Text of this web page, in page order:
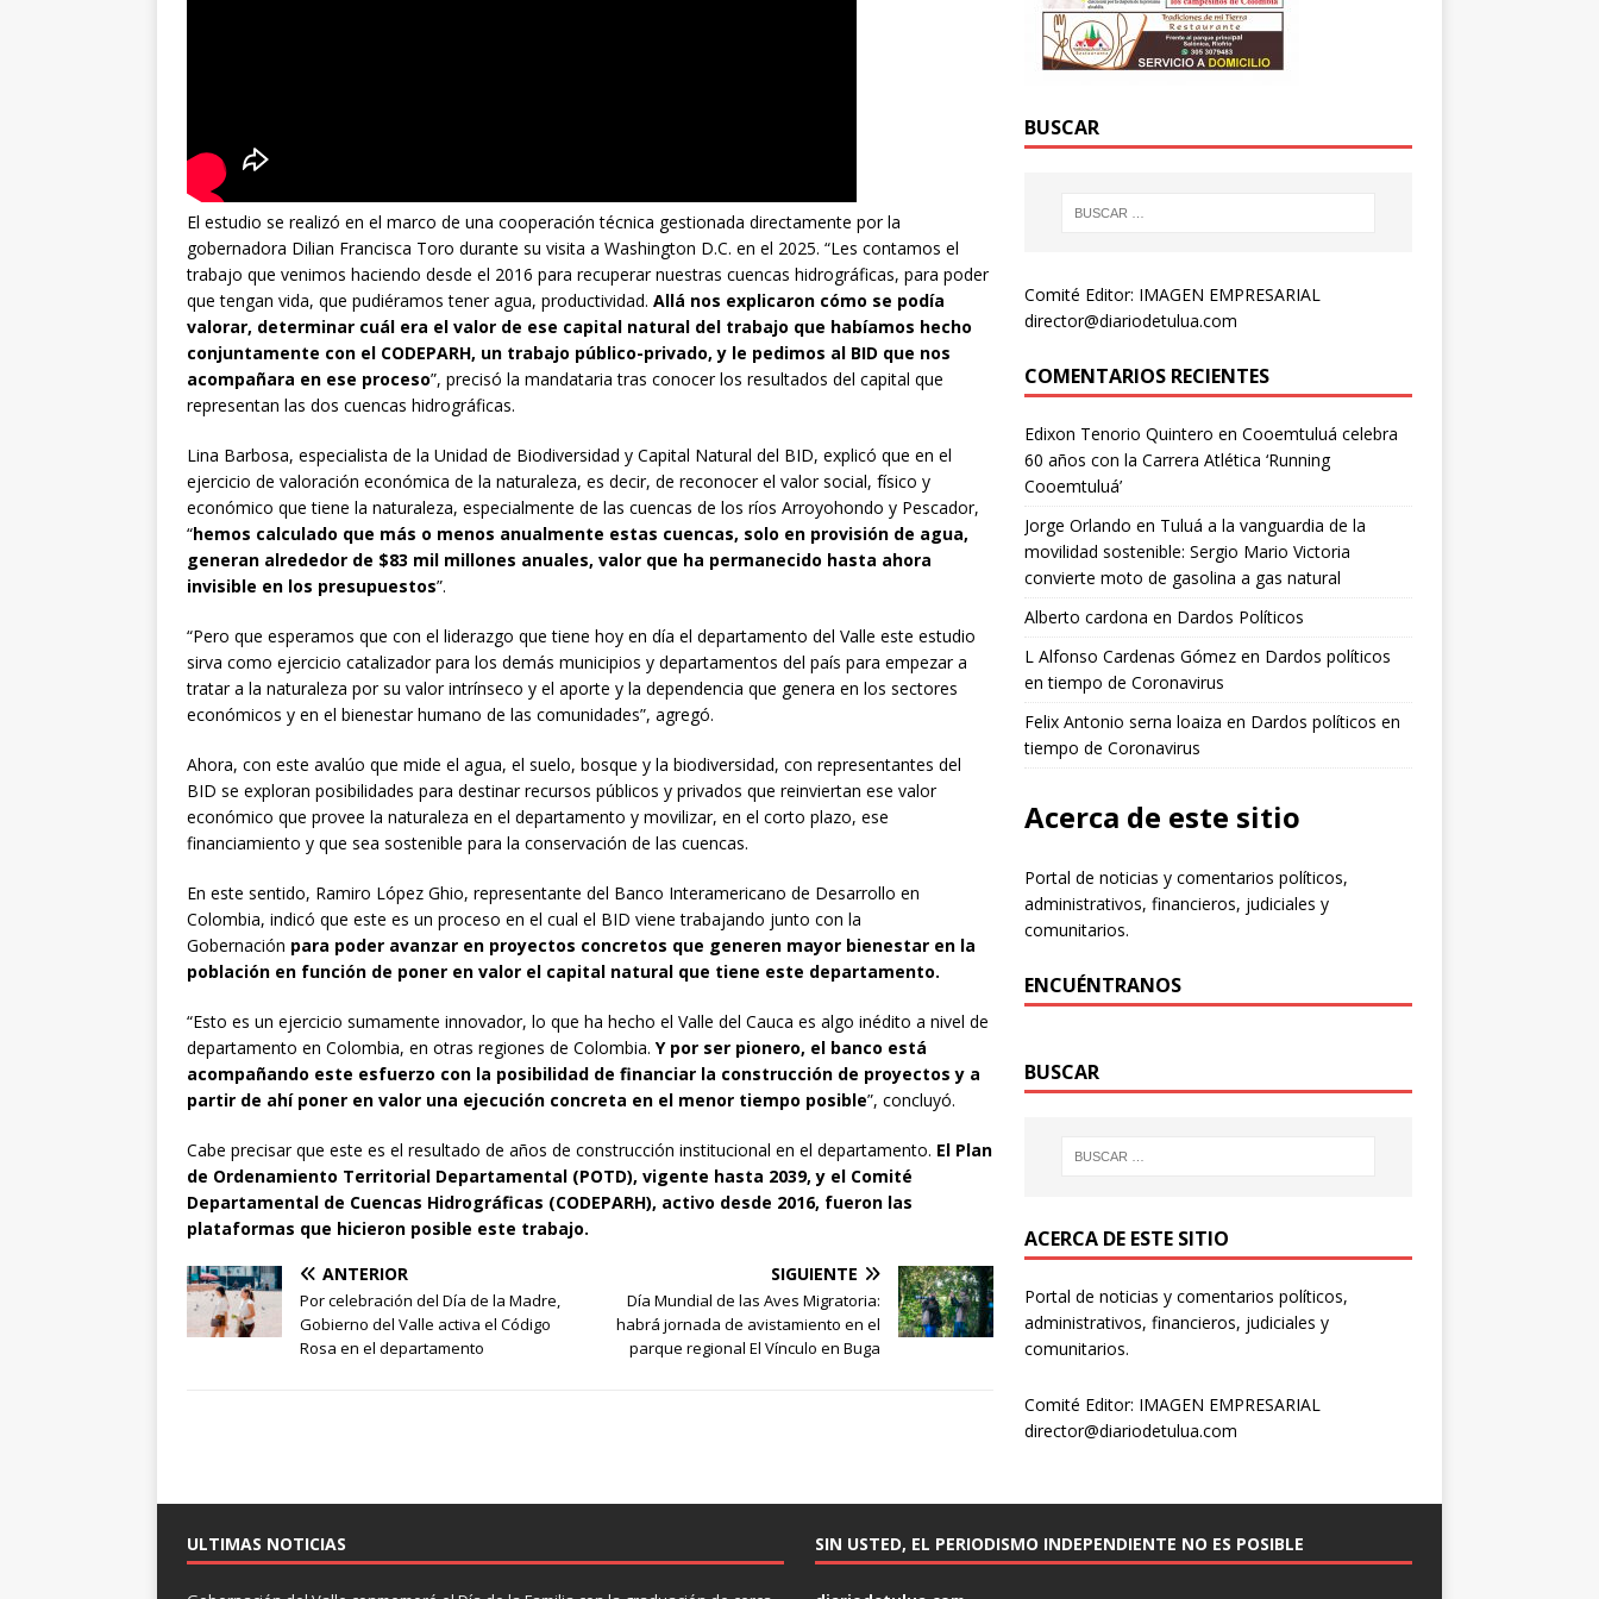
El estudio se realizó en el marco de una cooperación técnica gestionada directamente por la
gobernadora Dilian Francisca Toro durante su visita a Washington D.C. en el 2025. “Les contamos el
trabajo que venimos haciendo desde el 2016 para recuperar nuestras cuencas hidrográficas, para poder
que tengan vida, que pudiéramos tener agua, productividad. Allá nos explicaron cómo se podía
valorar, determinar cuál era el valor de ese capital natural del trabajo que habíamos hecho
conjuntamente con el CODEPARH, un trabajo público-privado, y le pedimos al BID que nos
acompañara en ese proceso”, precisó la mandataria tras conocer los resultados del capital que
representan las dos cuencas hidrográficas.
Lina Barbosa, especialista de la Unidad de Biodiversidad y Capital Natural del BID, explicó que en el
ejercicio de valoración económica de la naturaleza, es decir, de reconocer el valor social, físico y
económico que tiene la naturaleza, especialmente de las cuencas de los ríos Arroyohondo y Pescador,
“hemos calculado que más o menos anualmente estas cuencas, solo en provisión de agua,
generan alrededor de $83 mil millones anuales, valor que ha permanecido hasta ahora
invisible en los presupuestos”.
“Pero que esperamos que con el liderazgo que tiene hoy en día el departamento del Valle este estudio
sirva como ejercicio catalizador para los demás municipios y departamentos del país para empezar a
tratar a la naturaleza por su valor intrínseco y el aporte y la dependencia que genera en los sectores
económicos y en el bienestar humano de las comunidades”, agregó.
Ahora, con este avalúo que mide el agua, el suelo, bosque y la biodiversidad, con representantes del
BID se exploran posibilidades para destinar recursos públicos y privados que reinviertan ese valor
económico que provee la naturaleza en el departamento y movilizar, en el corto plazo, ese
financiamiento y que sea sostenible para la conservación de las cuencas.
En este sentido, Ramiro López Ghio, representante del Banco Interamericano de Desarrollo en
Colombia, indicó que este es un proceso en el cual el BID viene trabajando junto con la
Gobernación para poder avanzar en proyectos concretos que generen mayor bienestar en la
población en función de poner en valor el capital natural que tiene este departamento.
“Esto es un ejercicio sumamente innovador, lo que ha hecho el Valle del Cauca es algo inédito a nivel de
departamento en Colombia, en otras regiones de Colombia. Y por ser pionero, el banco está
acompañando este esfuerzo con la posibilidad de financiar la construcción de proyectos y a
partir de ahí poner en valor una ejecución concreta en el menor tiempo posible”, concluyó.
Cabe precisar que este es el resultado de años de construcción institucional en el departamento. El Plan
de Ordenamiento Territorial Departamental (POTD), vigente hasta 2039, y el Comité
Departamental de Cuencas Hidrográficas (CODEPARH), activo desde 2016, fueron las
plataformas que hicieron posible este trabajo.
ANTERIOR
Por celebración del Día de la Madre,
Gobierno del Valle activa el Código
Rosa en el departamento
SIGUIENTE
Día Mundial de las Aves Migratoria:
habrá jornada de avistamiento en el
parque regional El Vínculo en Buga
BUSCAR
Comité Editor: IMAGEN EMPRESARIAL
director@diariodetulua.com
COMENTARIOS RECIENTES
Edixon Tenorio Quintero en Cooemtuluá celebra
60 años con la Carrera Atlética ‘Running
Cooemtuluá’
Jorge Orlando en Tuluá a la vanguardia de la
movilidad sostenible: Sergio Mario Victoria
convierte moto de gasolina a gas natural
Alberto cardona en Dardos Políticos
L Alfonso Cardenas Gómezen Dardos políticos
en tiempo de Coronavirus
Felix Antonio serna loaiza en Dardos políticos en
tiempo de Coronavirus
Acerca de este sitio
Portal de noticias y comentarios políticos,
administrativos, financieros, judiciales y
comunitarios.
ENCUÉNTRANOS
BUSCAR
ACERCA DE ESTE SITIO
Portal de noticias y comentarios políticos,
administrativos, financieros, judiciales y
comunitarios.
Comité Editor: IMAGEN EMPRESARIAL
director@diariodetulua.com
ULTIMAS NOTICIAS SIN USTED, EL PERIODISMO INDEPENDIENTE NO ES POSIBLE